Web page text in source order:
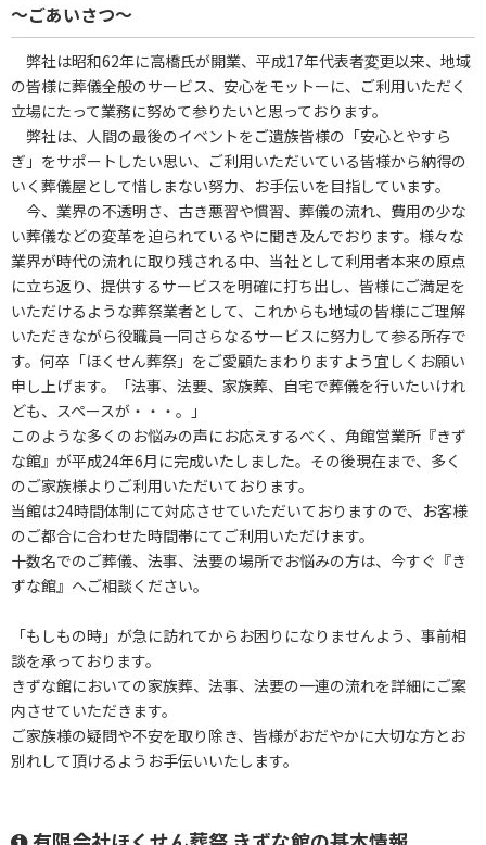
～ごあいさつ～
弊社は昭和62年に高橋氏が開業、平成17年代表者変更以来、地域
の皆様に葬儀全般のサービス、安心をモットーに、ご利用いただく
立場にたって業務に努めて参りたいと思っております。
弊社は、人間の最後のイベントをご遺族皆様の「安心とやすら
ぎ」をサポートしたい思い、ご利用いただいている皆様から納得の
いく葬儀屋として惜しまない努力、お手伝いを目指しています。
今、業界の不透明さ、古き悪習や慣習、葬儀の流れ、費用の少な
い葬儀などの変革を迫られているやに聞き及んでおります。様々な
業界が時代の流れに取り残される中、当社として利用者本来の原点
に立ち返り、提供するサービスを明確に打ち出し、皆様にご満足を
いただけるような葬祭業者として、これからも地域の皆様にご理解
いただきながら役職員一同さらなるサービスに努力して参る所存で
す。何卒「ほくせん葬祭」をご愛顧たまわりますよう宜しくお願い
申し上げます。「法事、法要、家族葬、自宅で葬儀を行いたいけれ
ども、スペースが・・・。」
このような多くのお悩みの声にお応えするべく、角館営業所『きず
な館』が平成24年6月に完成いたしました。その後現在まで、多く
のご家族様よりご利用いただいております。
当館は24時間体制にて対応させていただいておりますので、お客様
のご都合に合わせた時間帯にてご利用いただけます。
十数名でのご葬儀、法事、法要の場所でお悩みの方は、今すぐ『き
ずな館』へご相談ください。
「もしもの時」が急に訪れてからお困りになりませんよう、事前相
談を承っております。
きずな館においての家族葬、法事、法要の一連の流れを詳細にご案
内させていただきます。
ご家族様の疑問や不安を取り除き、皆様がおだやかに大切な方とお
別れして頂けるようお手伝いいたします。